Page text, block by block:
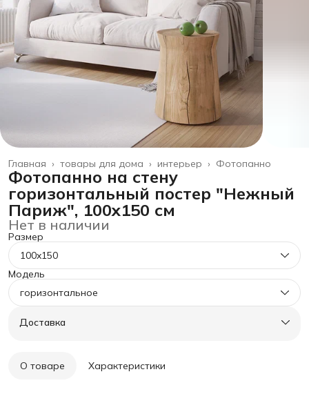
Фотопанно
интерьер ›
товары для дома ›
Главная ›
Фотопанно на стену
горизонтальный постер "Нежный
Париж", 100x150 см
Нет в наличии
Размер
100x150
Модель
горизонтальное
Доставка
О товаре Характеристики